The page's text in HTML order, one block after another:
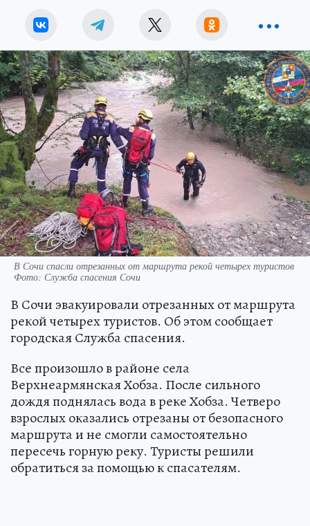
В Сочи спасли отрезанных от маршрута рекой четырех туристов
Фото: Служба спасения Сочи
В Сочи эвакуировали отрезанных от маршрута
рекой четырех туристов. Об этом сообщает
городская Служба спасения.
Все произошло в районе села
Верхнеармянская Хобза. После сильного
дождя поднялась вода в реке Хобза. Четверо
взрослых оказались отрезаны от безопасного
маршрута и не смогли самостоятельно
пересечь горную реку. Туристы решили
обратиться за помощью к спасателям.